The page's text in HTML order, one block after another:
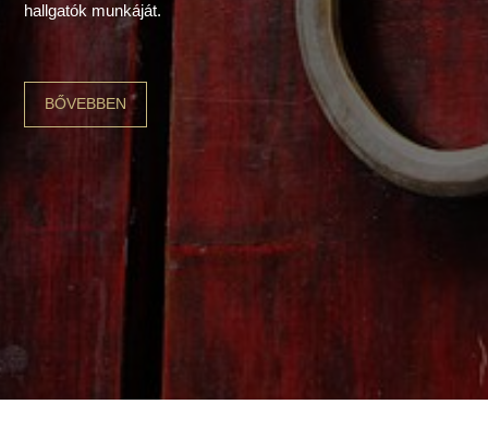
hallgatók munkáját.
BŐVEBBEN